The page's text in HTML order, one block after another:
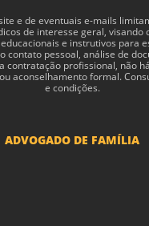
e de even­tu­ais e-​mails
de inter­esse geral, visando
e instru­tivos para
con­tato pes­soal, análise de
con­tratação profis­sional, não
acon­sel­hamento for­mal.
e condições.
ADVOGADO DE FAMÍLIA